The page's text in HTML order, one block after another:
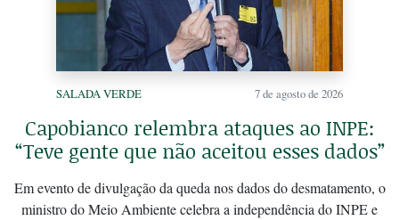
SALADA VERDE 7 de agosto de 2026
Capobianco relembra ataques ao INPE:
“Teve gente que não aceitou esses dados”
Em evento de divulgação da queda nos dados do desmatamento, o
ministro do Meio Ambiente celebra a independência do INPE e